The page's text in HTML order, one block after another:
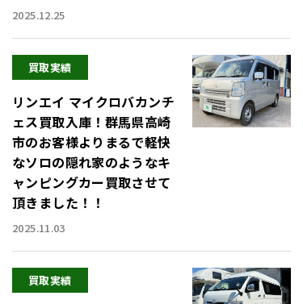
2025.12.25
買取実績
リンエイ マイクロバカンチ
ェス買取入庫！群馬県高崎
市のお客様よりまるで軽快
なソロの隠れ家のようなキ
ャンピングカー買取させて
頂きました！！
2025.11.03
買取実績